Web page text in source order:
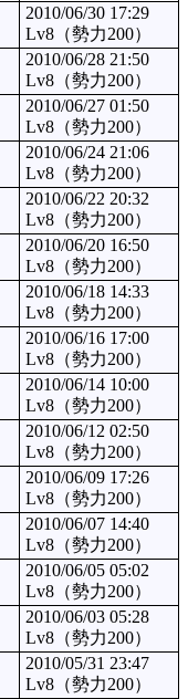
2010/06/30 17:29
Lv8（勢力200）
2010/06/28 21:50
Lv8（勢力200）
2010/06/27 01:50
Lv8（勢力200）
2010/06/24 21:06
Lv8（勢力200）
2010/06/22 20:32
Lv8（勢力200）
2010/06/20 16:50
Lv8（勢力200）
2010/06/18 14:33
Lv8（勢力200）
2010/06/16 17:00
Lv8（勢力200）
2010/06/14 10:00
Lv8（勢力200）
2010/06/12 02:50
Lv8（勢力200）
2010/06/09 17:26
Lv8（勢力200）
2010/06/07 14:40
Lv8（勢力200）
2010/06/05 05:02
Lv8（勢力200）
2010/06/03 05:28
Lv8（勢力200）
2010/05/31 23:47
Lv8（勢力200）